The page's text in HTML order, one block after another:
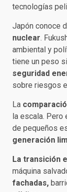
tecnologías
Japón conoce
nuclear.
ambiental y
tiene un peso
seguridad
sobre riesgos
La
la escala. Pero
de pequeños
generación
La transición
máquina
fachadas,